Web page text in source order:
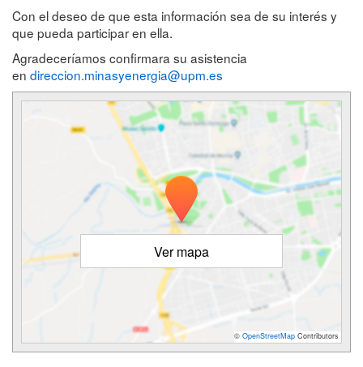
Con el deseo de que esta información sea de su interés y
que pueda participar en ella.
Agradeceríamos confirmara su asistencia
en direccion.minasyenergia@upm.es
Ver mapa
© OpenStreetMap Contributors